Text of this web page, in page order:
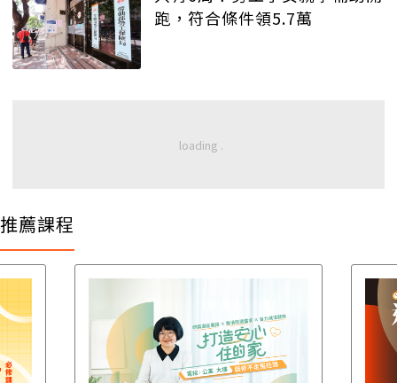
跑，符合條件領5.7萬
推薦課程